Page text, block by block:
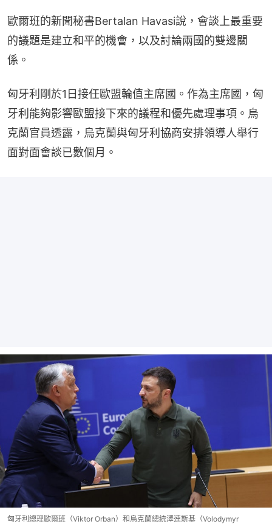
歐爾班的新聞秘書Bertalan Havasi說，會談上最重要
的議題是建立和平的機會，以及討論兩國的雙邊關
係。
匈牙利剛於1日接任歐盟輪值主席國。作為主席國，匈
牙利能夠影響歐盟接下來的議程和優先處理事項。烏
克蘭官員透露，烏克蘭與匈牙利協商安排領導人舉行
面對面會談已數個月。
匈牙利總理歐爾班（Viktor Orban）和烏克蘭總統澤連斯基（Volodymyr